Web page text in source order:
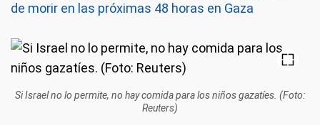
de morir en las próximas 48 horas en Gaza
Si Israel no lo permite, no hay comida para los niños gazatíes. (Foto:
Reuters)